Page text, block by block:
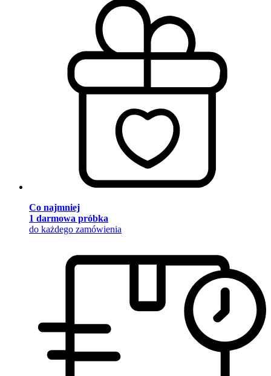
Co najmniej
1 darmowa próbka
do każdego zamówienia